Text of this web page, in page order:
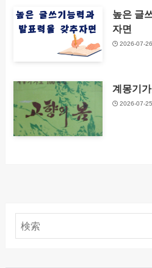
높은 글
자면
2026-07-26
계몽기
2026-07-25